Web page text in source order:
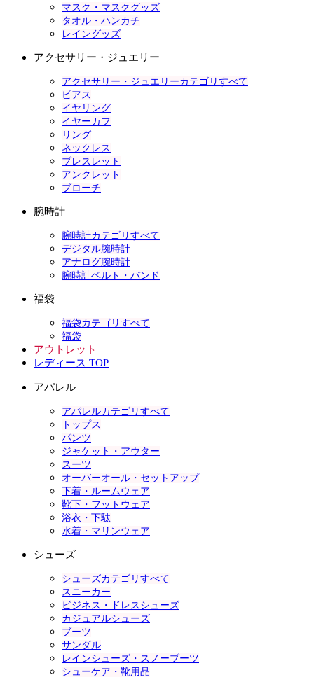
マスク・マスクグッズ
タオル・ハンカチ
レイングッズ
アクセサリー・ジュエリー
アクセサリー・ジュエリーカテゴリすべて
ピアス
イヤリング
イヤーカフ
リング
ネックレス
ブレスレット
アンクレット
ブローチ
腕時計
腕時計カテゴリすべて
デジタル腕時計
アナログ腕時計
腕時計ベルト・バンド
福袋
福袋カテゴリすべて
福袋
アウトレット
レディース TOP
アパレル
アパレルカテゴリすべて
トップス
パンツ
ジャケット・アウター
スーツ
オーバーオール・セットアップ
下着・ルームウェア
靴下・フットウェア
浴衣・下駄
水着・マリンウェア
シューズ
シューズカテゴリすべて
スニーカー
ビジネス・ドレスシューズ
カジュアルシューズ
ブーツ
サンダル
レインシューズ・スノーブーツ
シューケア・靴用品